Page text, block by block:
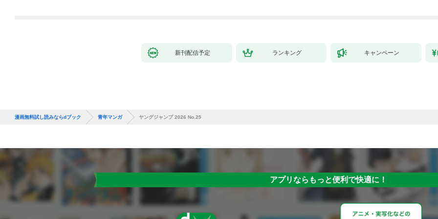
新刊配信予定 ランキング キャンペーン
漫画無料試し読みならdブック 青年マンガ ヤングジャンプ 2026 No.25
アプリならもっと便利で快適に！